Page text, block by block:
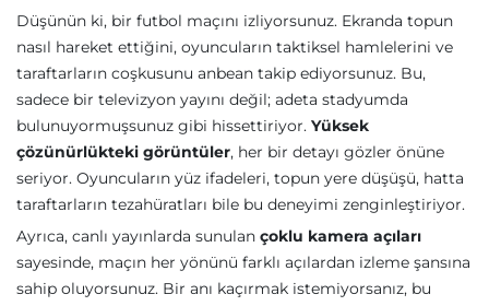
Düşünün ki, bir futbol maçını izliyorsunuz. Ekranda topun
nasıl hareket ettiğini, oyuncuların taktiksel hamlelerini ve
taraftarların coşkusunu anbean takip ediyorsunuz. Bu,
sadece bir televizyon yayını değil; adeta stadyumda
bulunuyormuşsunuz gibi hissettiriyor. Yüksek
çözünürlükteki görüntüler, her bir detayı gözler önüne
seriyor. Oyuncuların yüz ifadeleri, topun yere düşüşü, hatta
taraftarların tezahüratları bile bu deneyimi zenginleştiriyor.
Ayrıca, canlı yayınlarda sunulan çoklu kamera açıları
sayesinde, maçın her yönünü farklı açılardan izleme şansına
sahip oluyorsunuz. Bir anı kaçırmak istemiyorsanız, bu